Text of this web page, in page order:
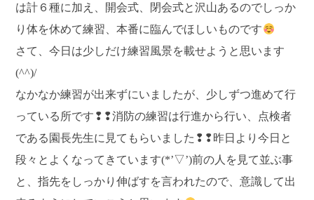
は計６種に加え、開会式、閉会式と沢山あるのでしっか
り体を休めて練習、本番に臨んでほしいものです
さて、今日は少しだけ練習風景を載せようと思います
(^^)/
なかなか練習が出来ずにいましたが、少しずつ進めて行
っている所です❢❢消防の練習は行進から行い、点検者
である園長先生に見てもらいました❢❢昨日より今日と
段々とよくなってきています(*’▽’)前の人を見て並ぶ事
と、指先をしっかり伸ばすを言われたので、意識して出